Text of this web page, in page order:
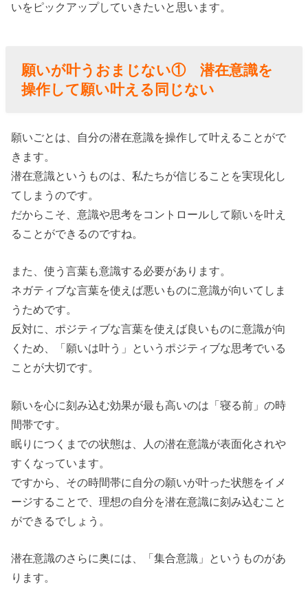
おまじ
ない
いて叶えるお
まじない
› 「願いが叶う
おまじない」
いをピックアップしていきたいと思います。
願いが叶うおまじない① 潜在意識を
操作して願い叶える同じない
願いごとは、自分の潜在意識を操作して叶えることがで
きます。
潜在意識というものは、私たちが信じることを実現化し
てしまうのです。
だからこそ、意識や思考をコントロールして願いを叶え
ることができるのですね。
また、使う言葉も意識する必要があります。
ネガティブな言葉を使えば悪いものに意識が向いてしま
うためです。
反対に、ポジティブな言葉を使えば良いものに意識が向
くため、「願いは叶う」というポジティブな思考でいる
ことが大切です。
願いを心に刻み込む効果が最も高いのは「寝る前」の時
間帯です。
眠りにつくまでの状態は、人の潜在意識が表面化されや
すくなっています。
ですから、その時間帯に自分の願いが叶った状態をイメ
ージすることで、理想の自分を潜在意識に刻み込むこと
ができるでしょう。
潜在意識のさらに奥には、「集合意識」というものがあ
ります。